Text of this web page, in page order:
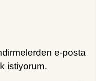
e-posta
istiyorum.